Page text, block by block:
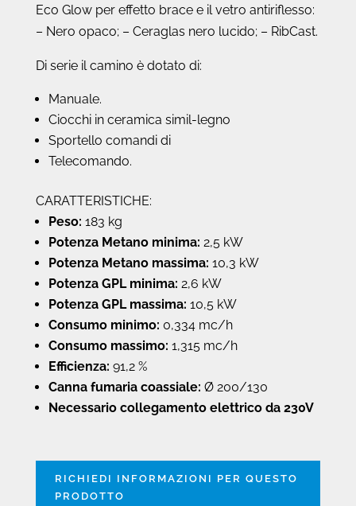
Eco Glow per effetto brace e il vetro antiriflesso:
– Nero opaco; – Ceraglas nero lucido; – RibCast.
Di serie il camino è dotato di:
Manuale.
Ciocchi in ceramica simil-legno
Sportello comandi di
Telecomando.
CARATTERISTICHE:
Peso: 183 kg
Potenza Metano minima: 2,5 kW
Potenza Metano massima: 10,3 kW
Potenza GPL minima: 2,6 kW
Potenza GPL massima: 10,5 kW
Consumo minimo: 0,334 mc/h
Consumo massimo: 1,315 mc/h
Efficienza: 91,2 %
Canna fumaria coassiale: Ø 200/130
Necessario collegamento elettrico da 230V
RICHIEDI INFORMAZIONI PER QUESTO
PRODOTTO